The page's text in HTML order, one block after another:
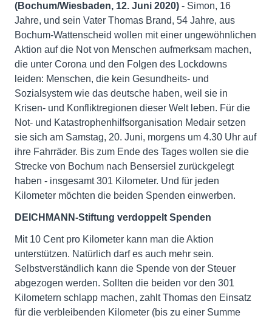
(Bochum/Wiesbaden, 12. Juni 2020) - Simon, 16
Jahre, und sein Vater Thomas Brand, 54 Jahre, aus
Bochum-Wattenscheid wollen mit einer ungewöhnlichen
Aktion auf die Not von Menschen aufmerksam machen,
die unter Corona und den Folgen des Lockdowns
leiden: Menschen, die kein Gesundheits- und
Sozialsystem wie das deutsche haben, weil sie in
Krisen- und Konfliktregionen dieser Welt leben. Für die
Not- und Katastrophenhilfsorganisation Medair setzen
sie sich am Samstag, 20. Juni, morgens um 4.30 Uhr auf
ihre Fahrräder. Bis zum Ende des Tages wollen sie die
Strecke von Bochum nach Bensersiel zurückgelegt
haben - insgesamt 301 Kilometer. Und für jeden
Kilometer möchten die beiden Spenden einwerben.
DEICHMANN-Stiftung verdoppelt Spenden
Mit 10 Cent pro Kilometer kann man die Aktion
unterstützen. Natürlich darf es auch mehr sein.
Selbstverständlich kann die Spende von der Steuer
abgezogen werden. Sollten die beiden vor den 301
Kilometern schlapp machen, zahlt Thomas den Einsatz
für die verbleibenden Kilometer (bis zu einer Summe